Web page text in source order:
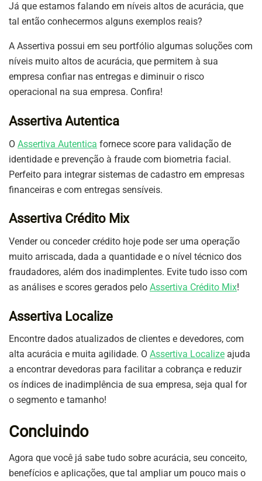
Já que estamos falando em níveis altos de acurácia, que
tal então conhecermos alguns exemplos reais?
A Assertiva possui em seu portfólio algumas soluções com
níveis muito altos de acurácia, que permitem à sua
empresa confiar nas entregas e diminuir o risco
operacional na sua empresa. Confira!
Assertiva Autentica
O Assertiva Autentica fornece score para validação de
identidade e prevenção à fraude com biometria facial.
Perfeito para integrar sistemas de cadastro em empresas
financeiras e com entregas sensíveis.
Assertiva Crédito Mix
Vender ou conceder crédito hoje pode ser uma operação
muito arriscada, dada a quantidade e o nível técnico dos
fraudadores, além dos inadimplentes. Evite tudo isso com
as análises e scores gerados pelo Assertiva Crédito Mix!
Assertiva Localize
Encontre dados atualizados de clientes e devedores, com
alta acurácia e muita agilidade. O Assertiva Localize ajuda
a encontrar devedoras para facilitar a cobrança e reduzir
os índices de inadimplência de sua empresa, seja qual for
o segmento e tamanho!
Concluindo
Agora que você já sabe tudo sobre acurácia, seu conceito,
benefícios e aplicações, que tal ampliar um pouco mais o